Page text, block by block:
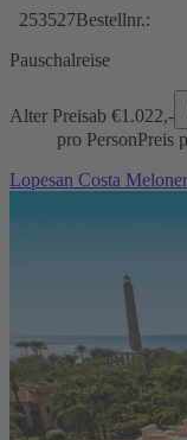
253527Bestellnr.:
Pauschalreise
Alter Preisab €1.022,-
pro PersonPreis
Lopesan Costa